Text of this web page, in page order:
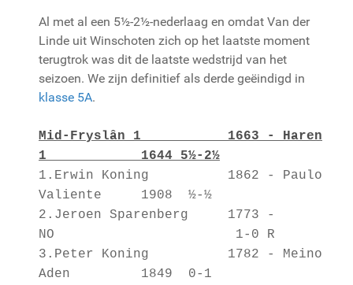
Al met al een 5½-2½-nederlaag en omdat Van der
Linde uit Winschoten zich op het laatste moment
terugtrok was dit de laatste wedstrijd van het
seizoen. We zijn definitief als derde geëindigd in
klasse 5A.
Mid-Fryslân 1 1663 - Haren
1 1644 5½-2½
1.Erwin Koning 1862 - Paulo
Valiente 1908 ½-½
2.Jeroen Sparenberg 1773 -
NO 1-0 R
3.Peter Koning 1782 - Meino
Aden 1849 0-1